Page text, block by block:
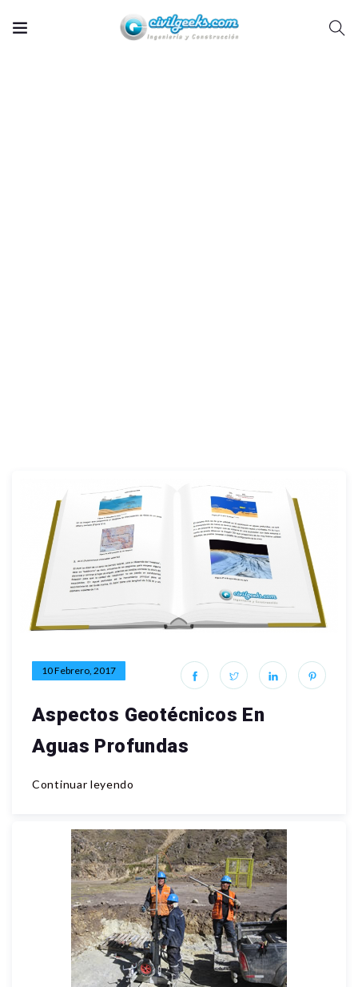
10 Febrero, 2017
Aspectos Geotécnicos En
Aguas Profundas
Continuar leyendo